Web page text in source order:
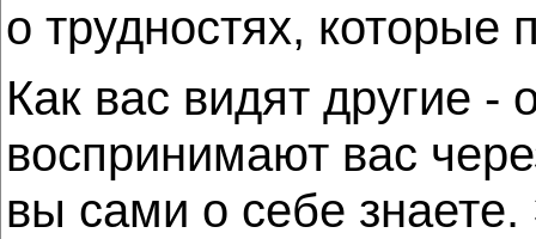
о трудностях, которые
Как вас видят другие -
воспринимают вас
вы сами о себе